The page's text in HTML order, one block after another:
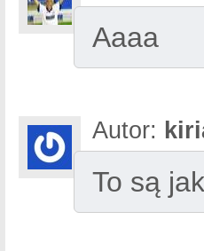
Aaaa
Autor:
To są